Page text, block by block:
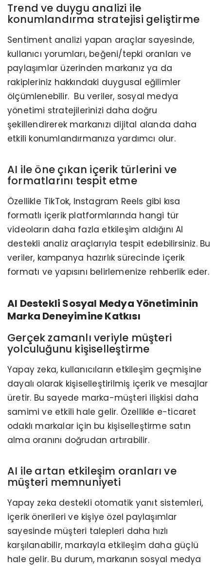
Trend ve duygu analizi ile
konumlandırma stratejisi geliştirme
Sentiment analizi yapan araçlar sayesinde,
kullanıcı yorumları, beğeni/tepki oranları ve
paylaşımlar üzerinden markanız ya da
rakipleriniz hakkındaki duygusal eğilimler
ölçümlenebilir. Bu veriler, sosyal medya
yönetimi stratejilerinizi daha doğru
şekillendirerek markanızı dijital alanda daha
etkili konumlandırmanıza yardımcı olur.
AI ile öne çıkan içerik türlerini ve
formatlarını tespit etme
Özellikle TikTok, Instagram Reels gibi kısa
formatlı içerik platformlarında hangi tür
videoların daha fazla etkileşim aldığını AI
destekli analiz araçlarıyla tespit edebilirsiniz. Bu
veriler, kampanya hazırlık sürecinde içerik
formatı ve yapısını belirlemenize rehberlik eder.
AI Destekli Sosyal Medya Yönetiminin
Marka Deneyimine Katkısı
Gerçek zamanlı veriyle müşteri
yolculuğunu kişiselleştirme
Yapay zeka, kullanıcıların etkileşim geçmişine
dayalı olarak kişiselleştirilmiş içerik ve mesajlar
üretir. Bu sayede marka-müşteri ilişkisi daha
samimi ve etkili hale gelir. Özellikle e-ticaret
odaklı markalar için bu kişiselleştirme satın
alma oranını doğrudan artırabilir.
AI ile artan etkileşim oranları ve
müşteri memnuniyeti
Yapay zeka destekli otomatik yanıt sistemleri,
içerik önerileri ve kişiye özel paylaşımlar
sayesinde müşteri talepleri daha hızlı
karşılanabilir, markayla etkileşim daha güçlü
hale gelir. Bu durum, markanın sosyal medya